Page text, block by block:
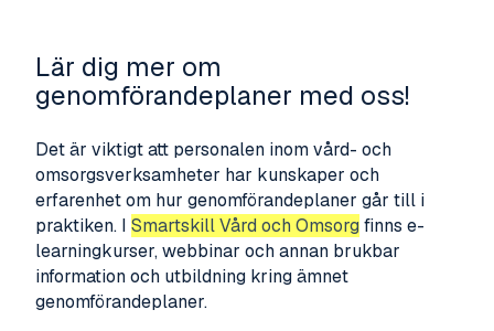
Lär dig mer om
genomförandeplaner med oss!
Det är viktigt att personalen inom vård- och
omsorgsverksamheter har kunskaper och
erfarenhet om hur genomförandeplaner går till i
praktiken. I Smartskill Vård och Omsorg finns e-
learningkurser, webbinar och annan brukbar
information och utbildning kring ämnet
genomförandeplaner.